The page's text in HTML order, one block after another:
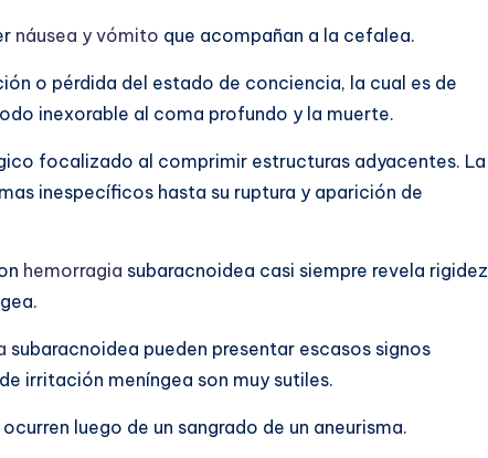
náusea y vómito que acompañan a la cefalea.
o pérdida del estado de conciencia, la cual es de
inexorable al coma profundo y la muerte.
focalizado al comprimir estructuras adyacentes. La
inespecíficos hasta su ruptura y aparición de
hemorragia subaracnoidea casi siempre revela rigidez
subaracnoidea pueden presentar escasos signos
irritación meníngea son muy sutiles.
luego de un sangrado de un aneurisma.